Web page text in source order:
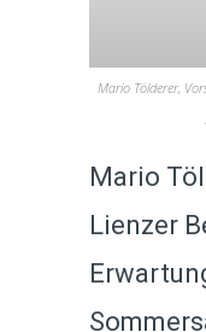
Mario Tölderer,
Mario
Lienzer